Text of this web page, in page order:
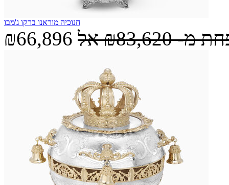
חנוכיה מוראנו ברקו ג'מבו
₪66,896 מ-₪83,620 אל